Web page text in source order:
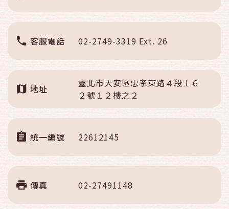
客服電話 02-2749-3319 Ext. 26
地址
臺北市大安區忠孝東路４段１６
２號１２樓之２
統一編號 22612145
傳真 02-27491148